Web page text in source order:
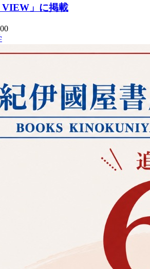
VIEW」に掲載